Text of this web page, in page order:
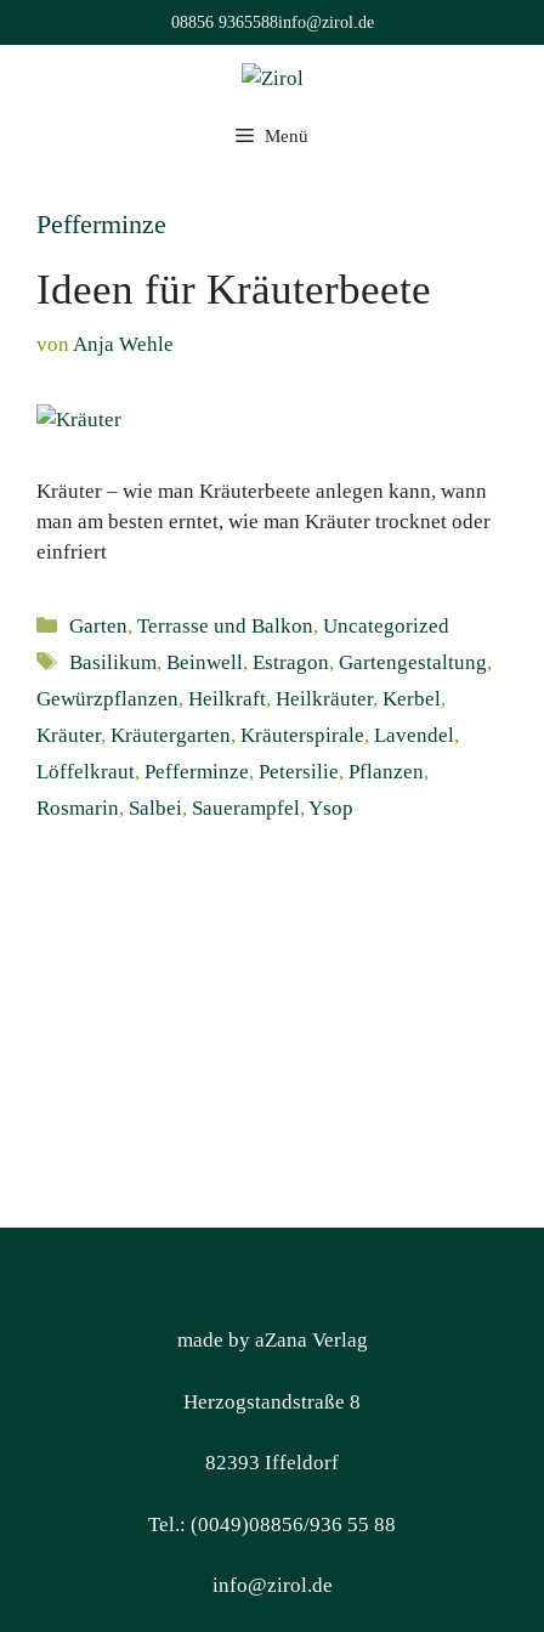
Inhalt
08856 9365588info@zirol.de
Menü
Pefferminze
Ideen für Kräuterbeete
von Anja Wehle
Kräuter – wie man Kräuterbeete anlegen kann, wann
man am besten erntet, wie man Kräuter trocknet oder
einfriert
Kategorien
Garten,Terrasse und Balkon,Uncategorized
Schlagwörter
Basilikum,Beinwell,Estragon,Gartengestaltung,
Gewürzpflanzen, Heilkraft, Heilkräuter, Kerbel,
Kräuter, Kräutergarten, Kräuterspirale, Lavendel,
Löffelkraut, Pefferminze, Petersilie, Pflanzen,
Rosmarin, Salbei, Sauerampfel, Ysop
made by aZana Verlag
Herzogstandstraße 8
82393 Iffeldorf
Tel.: (0049)08856/936 55 88
info@zirol.de